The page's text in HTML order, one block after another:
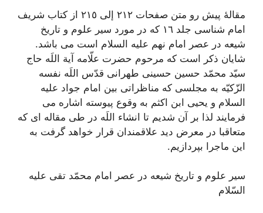
مقالۀ پیش رو متن صفحات ٢١٢ إلی ٢١٥ از کتاب شریف
امام شناسی جلد ١٦ که در مورد سیر علوم و تاریخ
شیعه در عصر امام نهم علیه السلام است می باشد.
شایان ذکر است که مرحوم حضرت علّامه آیة اللَه حاج
سیّد محمّد حسین حسینی طهرانی قدّس اللَه نفسه
الزّکیّه به مجلسی که مناظراتی بین امام جواد علیه
السلام و یحیی ابن اکثم به وقوع پیوسته اشاره می
فرمایند لذا بر آن شدیم تا انشاء اللَه در طی مقاله ای که
متعاقبا در معرض دید علاقمندان قرار خواهد گرفت به
این ماجرا بپردازیم.
سير علوم و تاريخ شيعه در عصر امام محمّد تقى عليه
السّلام‌